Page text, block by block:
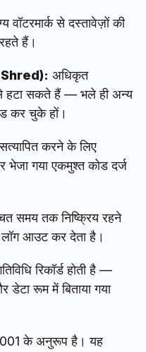
वॉटरमार्क से दस्तावेज़ों की
हैं।
Shred): अधिकृत
से हटा सकते हैं — भले ही अन्य
कर चुके हों।
करने के लिए
भेजा गया एकमुश्त कोड दर्ज
समय तक निष्क्रिय रहने
लॉग आउट कर देता है।
रिकॉर्ड होती है —
रूम में बिताया गया
के अनुरूप है। यह